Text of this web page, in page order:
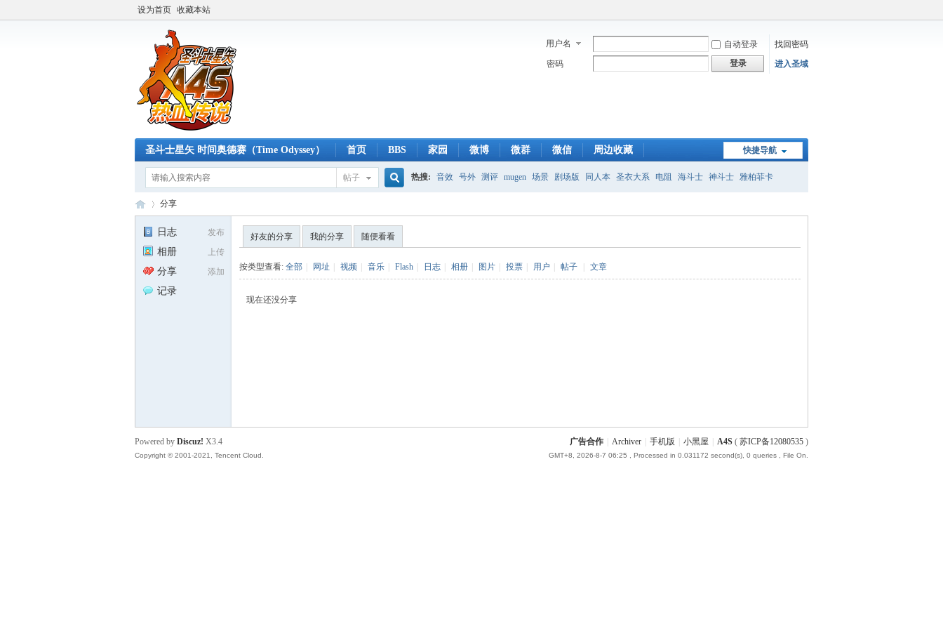
设为首页 收藏本站
用户名 自动登录
找回密码
密码
登录 进入圣域
快捷导航
圣斗士星矢 时间奥德赛（Time Odyssey） 首页 BBS 家园 微博 微群 微信 周边收藏
帖子 热搜: 音效 号外 测评 mugen 场景 剧场版 同人本 圣衣大系 电阻 海斗士 神斗士 雅柏菲卡
分享
发布
日志
上传
相册
添加
分享
记录
好友的分享 我的分享 随便看看
按类型查看: 全部 网址 视频 音乐 Flash 日志 相册 图片 投票 用户 帖子 文章
现在还没分享
广告合作 Archiver 手机版 小黑屋 A4S ( 苏ICP备12080535 )
GMT+8, 2026-8-7 06:25 , Processed in 0.031172 second(s), 0 queries , File On.
Powered by Discuz! X3.4
Copyright © 2001-2021, Tencent Cloud.